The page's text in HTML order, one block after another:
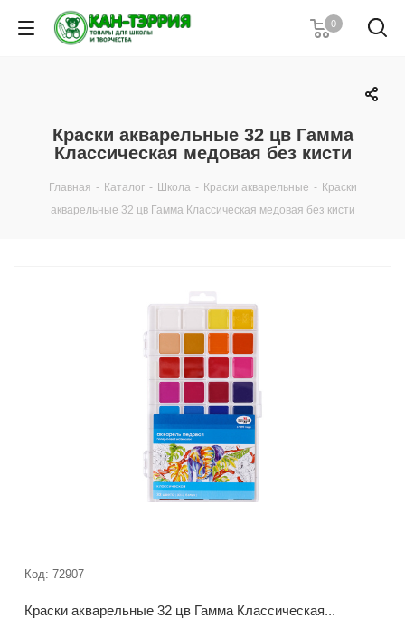
0
Краски акварельные 32 цв Гамма
Классическая медовая без кисти
Главная - Каталог - Школа - Краски акварельные - Краски
акварельные 32 цв Гамма Классическая медовая без кисти
Код: 72907
Краски акварельные 32 цв Гамма Классическая...